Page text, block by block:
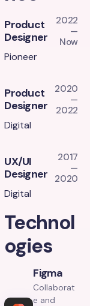
Product
Designer
2022
—
Now
Pioneer
Product
Designer
2020
—
2022
Digital
UX/UI
Designer
2017
—
2020
Digital
Technol
ogies
Figma
Collaborat
e and